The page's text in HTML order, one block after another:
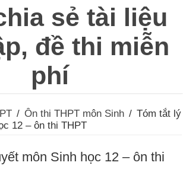
/ Ôn thi THPT môn Sinh / Tóm tắt lý
12 – ôn thi THPT
môn Sinh học 12 – ôn thi